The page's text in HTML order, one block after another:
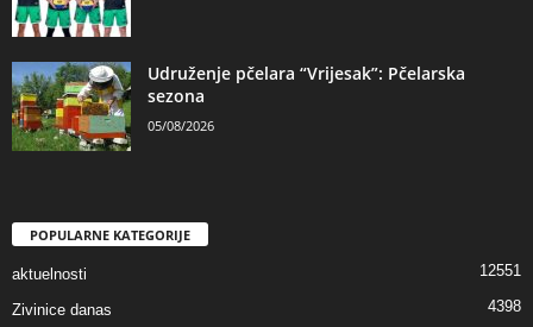
Udruženje pčelara “Vrijesak”: Pčelarska
sezona
05/08/2026
POPULARNE KATEGORIJE
aktuelnosti 12551
Zivinice danas 4398